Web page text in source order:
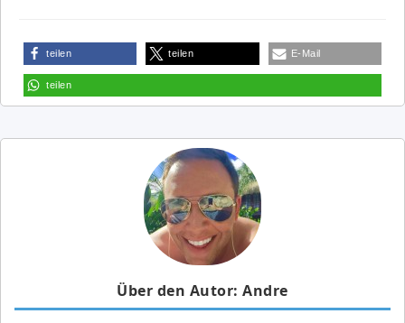
teilen teilen E-Mail
teilen
Über den Autor: Andre